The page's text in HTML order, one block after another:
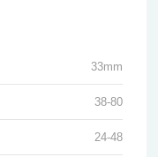
33mm
38-80
24-48